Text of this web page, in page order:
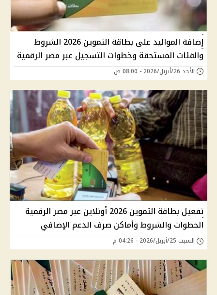
إضافة المواليد على بطاقة التموين 2026 الشروط
والفئات المستحقة وخطوات التسجيل عبر مصر الرقمية
الأحد 26/أبريل/2026 - 08:00 ص
تفعيل بطاقة التموين 2026 أونلاين عبر مصر الرقمية
الخطوات والشروط وأماكن صرف الدعم الإضافي
السبت 25/أبريل/2026 - 04:26 م